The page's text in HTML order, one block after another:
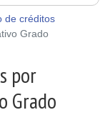
de créditos
Grado
por
Grado